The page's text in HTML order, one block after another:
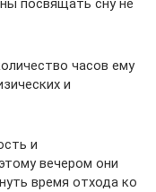
посвящать сну не
часов ему
и
и
вечером они
время отхода ко